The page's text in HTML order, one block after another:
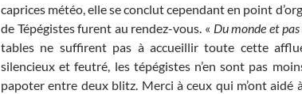
caprices météo, elle se conclut cependant en point
de Tépégistes furent au rendez-vous. « Du monde et pas
tables ne suffirent pas à accueillir toute cette
silencieux et feutré, les tépégistes n’en sont pas
papoter entre deux blitz. Merci à ceux qui m’ont